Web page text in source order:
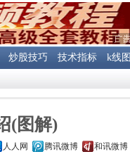
炒股技巧 技术指标 k线图
(图解)
人人网 腾讯微博 和讯微博